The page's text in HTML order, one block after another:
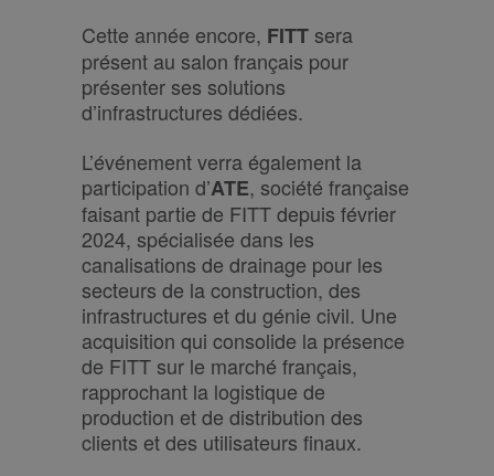
Cette année encore, FITT sera
présent au salon français pour
présenter ses solutions
d’infrastructures dédiées.
L’événement verra également la
participation d’ATE, société française
faisant partie de FITT depuis février
2024, spécialisée dans les
canalisations de drainage pour les
secteurs de la construction, des
infrastructures et du génie civil. Une
acquisition qui consolide la présence
de FITT sur le marché français,
rapprochant la logistique de
production et de distribution des
clients et des utilisateurs finaux.